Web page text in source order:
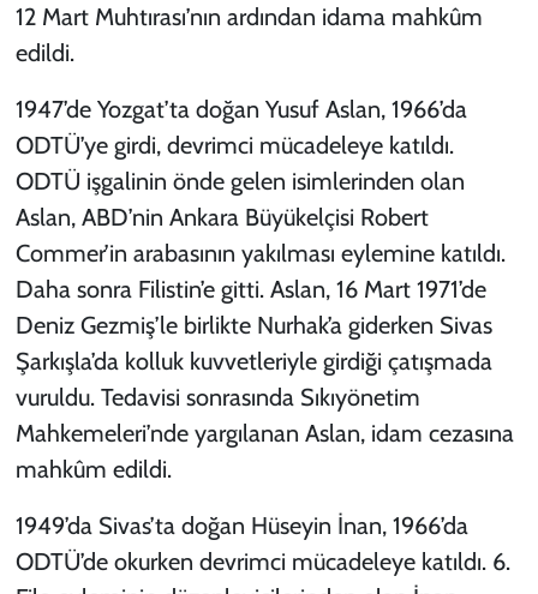
12 Mart Muhtırası’nın ardından idama mahkûm
edildi.
1947’de Yozgat’ta doğan Yusuf Aslan, 1966’da
ODTÜ’ye girdi, devrimci mücadeleye katıldı.
ODTÜ işgalinin önde gelen isimlerinden olan
Aslan, ABD’nin Ankara Büyükelçisi Robert
Commer’in arabasının yakılması eylemine katıldı.
Daha sonra Filistin’e gitti. Aslan, 16 Mart 1971’de
Deniz Gezmiş’le birlikte Nurhak’a giderken Sivas
Şarkışla’da kolluk kuvvetleriyle girdiği çatışmada
vuruldu. Tedavisi sonrasında Sıkıyönetim
Mahkemeleri’nde yargılanan Aslan, idam cezasına
mahkûm edildi.
1949’da Sivas’ta doğan Hüseyin İnan, 1966’da
ODTÜ’de okurken devrimci mücadeleye katıldı. 6.